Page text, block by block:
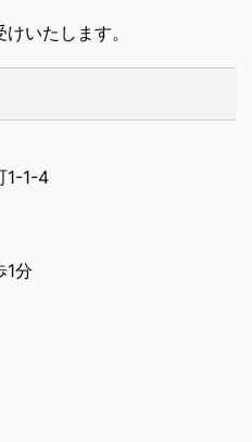
いたします。
1-1-4
1分